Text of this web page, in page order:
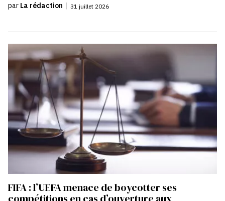
par La rédaction | 31 juillet 2026
FIFA : l’UEFA menace de boycotter ses